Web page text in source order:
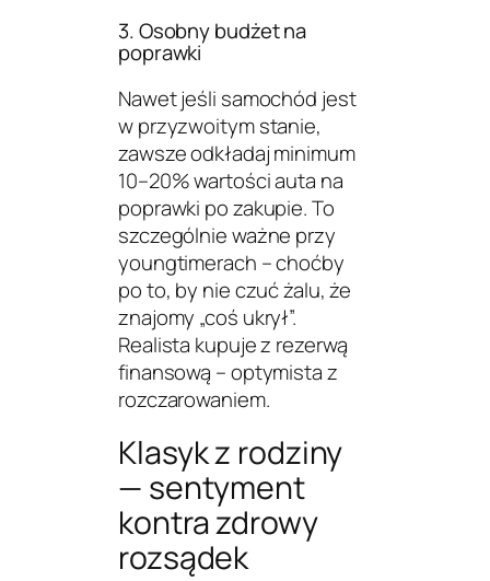
3. Osobny budżet na
poprawki
Nawet jeśli samochód jest
w przyzwoitym stanie,
zawsze odkładaj minimum
10–20% wartości auta na
poprawki po zakupie. To
szczególnie ważne przy
youngtimerach – choćby
po to, by nie czuć żalu, że
znajomy „coś ukrył”.
Realista kupuje z rezerwą
finansową – optymista z
rozczarowaniem.
Klasyk z rodziny
— sentyment
kontra zdrowy
rozsądek